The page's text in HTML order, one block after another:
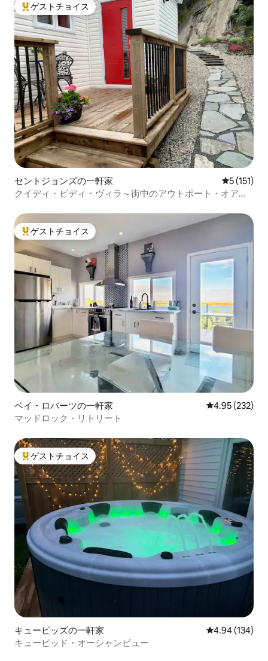
大好評のゲストチョイスです。
ゲストチョイス
セントジョンズの一軒家 レビュー
5 (151)
クイディ・ビディ・ヴィラ～街中のアウトポート・オアシ
大好評のゲストチョイスです。
ゲストチョイス
ベイ・ロバーツの一軒家 レビュー232
4.95 (232)
マッドロック・リトリート
大好評のゲストチョイスです。
ゲストチョイス
キューピッズの一軒家 レビュー134
4.94 (134)
キューピッド・オーシャンビュー